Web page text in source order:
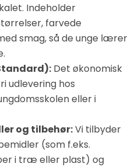
Indeholder
farvede
smag, så de unge lærer
Det økonomisk
udlevering hos
eller i
og tilbehør:Vi tilbyder
(som f.eks.
i træ eller plast) og